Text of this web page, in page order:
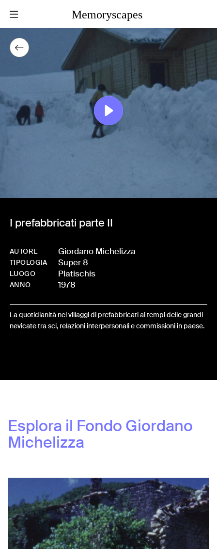
Memoryscapes
I prefabbricati parte II
AUTORE Giordano Michelizza
TIPOLOGIA Super 8
LUOGO Platischis
ANNO 1978
La quotidianità nei villaggi di prefabbricati ai tempi delle grandi
nevicate tra sci, relazioni interpersonali e commissioni in paese.
Esplora il Fondo Giordano
Michelizza